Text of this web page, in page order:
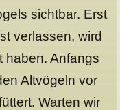
sichtbar. Erst
verlassen, wird
haben. Anfangs
Altvögeln vor
Warten wir